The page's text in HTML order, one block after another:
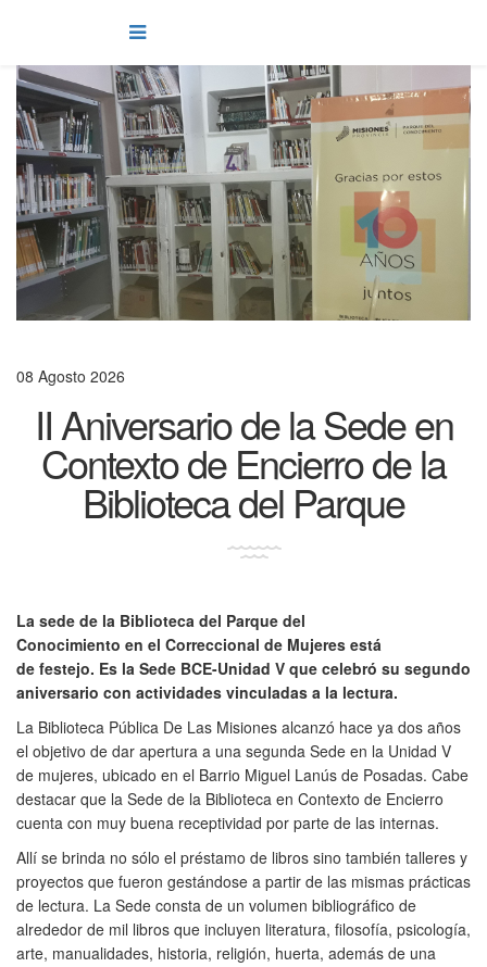
08 Agosto 2026
II Aniversario de la Sede en
Contexto de Encierro de la
Biblioteca del Parque
La sede de la Biblioteca del Parque del
Conocimiento en el Correccional de Mujeres está
de festejo. Es la Sede BCE-Unidad V que celebró su segundo
aniversario con actividades vinculadas a la lectura.
La Biblioteca Pública De Las Misiones alcanzó hace ya dos años
el objetivo de dar apertura a una segunda Sede en la Unidad V
de mujeres, ubicado en el Barrio Miguel Lanús de Posadas. Cabe
destacar que la Sede de la Biblioteca en Contexto de Encierro
cuenta con muy buena receptividad por parte de las internas.
Allí se brinda no sólo el préstamo de libros sino también talleres y
proyectos que fueron gestándose a partir de las mismas prácticas
de lectura. La Sede consta de un volumen bibliográfico de
alrededor de mil libros que incluyen literatura, filosofía, psicología,
arte, manualidades, historia, religión, huerta, además de una